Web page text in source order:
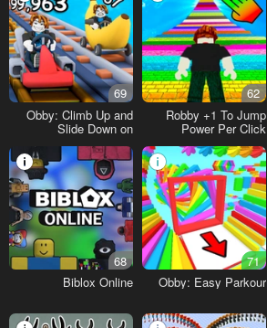
62
Robby +1 To Jump
Power Per Click
69
Obby: Climb Up and
Slide Down on
71
Obby: Easy Parkour
68
Biblox Online